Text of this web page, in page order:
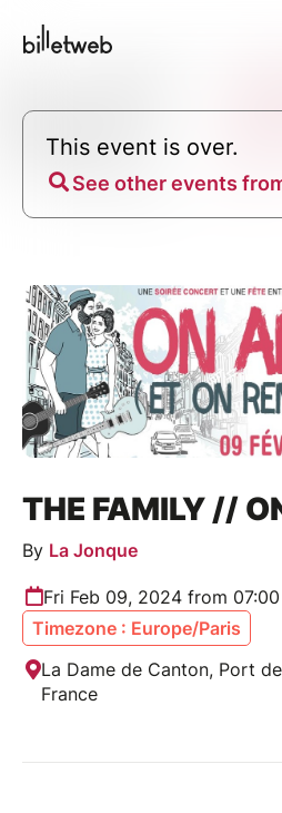
This event is over.
See other events
THE FAMILY //
By La Jonque
Fri Feb 09, 2024 from
Timezone : Europe/Paris
La Dame de Canton, Port
France